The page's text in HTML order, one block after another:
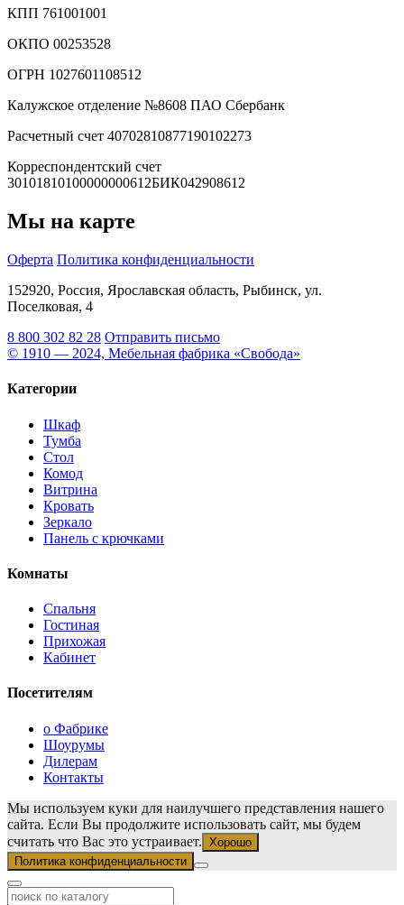
КПП 761001001
ОКПО 00253528
ОГРН 1027601108512
Калужское отделение №8608 ПАО Сбербанк
Расчетный счет 40702810877190102273
Корреспондентский счет
30101810100000000612БИК042908612
Мы на карте
Оферта Политика конфиденциальности
152920, Россия, Ярославская область, Рыбинск, ул.
Поселковая, 4
8 800 302 82 28 Отправить письмо
© 1910 — 2024, Мебельная фабрика «Свобода»
Категории
Шкаф
Тумба
Стол
Комод
Витрина
Кровать
Зеркало
Панель с крючками
Комнаты
Спальня
Гостиная
Прихожая
Кабинет
Посетителям
о Фабрике
Шоурумы
Дилерам
Контакты
Мы используем куки для наилучшего представления нашего
сайта. Если Вы продолжите использовать сайт, мы будем
считать что Вас это устраивает. Хорошо
Политика конфиденциальности